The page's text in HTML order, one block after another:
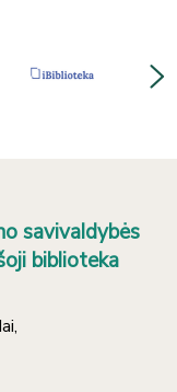
savivaldybės
biblioteka